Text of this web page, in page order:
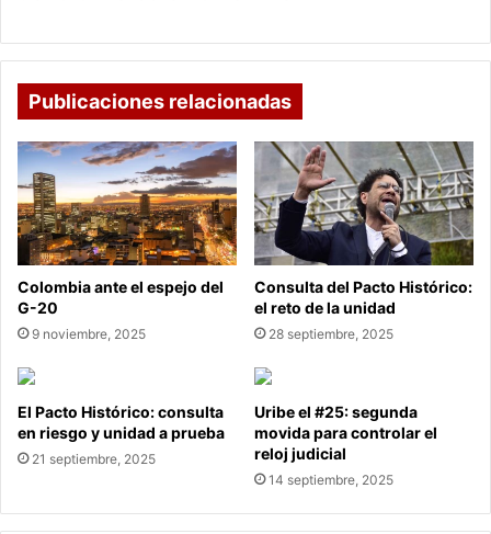
Publicaciones relacionadas
Colombia ante el espejo del
G-20
9 noviembre, 2025
Consulta del Pacto Histórico:
el reto de la unidad
28 septiembre, 2025
El Pacto Histórico: consulta
en riesgo y unidad a prueba
21 septiembre, 2025
Uribe el #25: segunda
movida para controlar el
reloj judicial
14 septiembre, 2025